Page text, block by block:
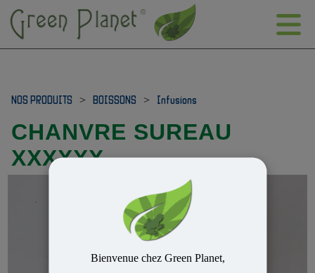
Bienvenue chez Green Planet,
NOS PRODUITS > BOISSONS > Infusions
CHANVRE SUREAU
XXXXXX